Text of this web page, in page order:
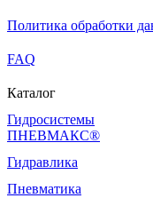
Политика обработки
FAQ
Каталог
Гидросистемы
ПНЕВМАКС®
Гидравлика
Пневматика